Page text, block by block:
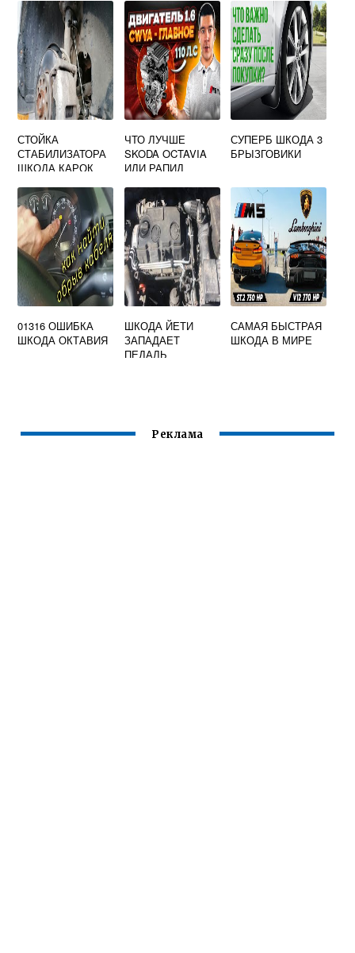
2003 ГОДА
СТОЙКА
СТАБИЛИЗАТОРА
ШКОДА КАРОК
ЧТО ЛУЧШЕ
SKODA OCTAVIA
ИЛИ РАПИД
ВЛАДЕЛЬЦЕВ
СУПЕРБ ШКОДА 3
БРЫЗГОВИКИ
01316 ОШИБКА
ШКОДА ОКТАВИЯ
ШКОДА ЙЕТИ
ЗАПАДАЕТ
ПЕДАЛЬ
САМАЯ БЫСТРАЯ
ШКОДА В МИРЕ
Реклама